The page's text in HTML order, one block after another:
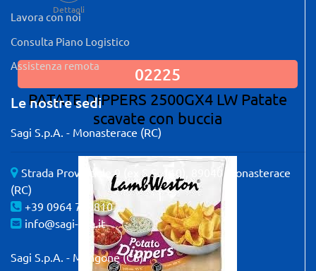
Dettagli
02225
PATATE DIPPERS 2500GX4 LW Patate
scavate con buccia
Lavora con noi
Consulta Piano Logistico
Assistenza remota
Le nostre sedi
Sagi S.p.A. - Monasterace (RC)
Strada Provinciale 9 (ex S.S. 110), 89040 Monasterace
(RC)
+39 0964 739810
info@sagi-spa.it
Sagi S.p.A. - Mangone (CS)